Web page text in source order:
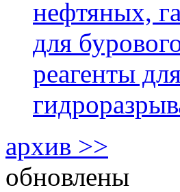
нефтяных,
для
реагенты
архив >>
обновлены